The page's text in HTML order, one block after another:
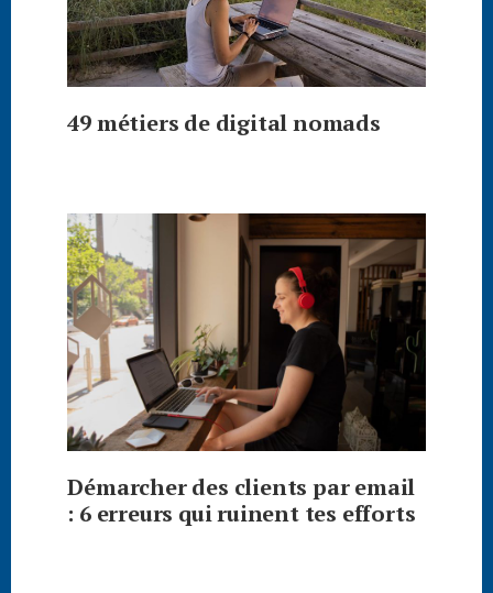
49 métiers de digital nomads
Démarcher des clients par email
: 6 erreurs qui ruinent tes efforts